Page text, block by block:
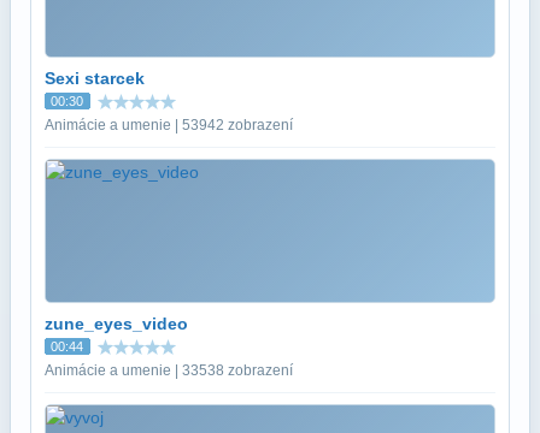
Sexi starcek
00:30
Animácie a umenie | 53942 zobrazení
zune_eyes_video
00:44
Animácie a umenie | 33538 zobrazení